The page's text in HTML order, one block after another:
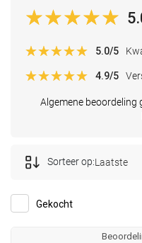
Algemene beoordeling
5.0/5
4.9/5
Gekocht
Sorteer op:Laatste